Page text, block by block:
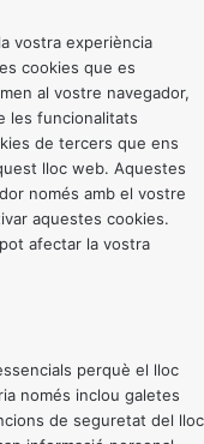
vostra experiència
cookies que es
al vostre navegador,
les funcionalitats
de tercers que ens
lloc web. Aquestes
només amb el vostre
aquestes cookies.
afectar la vostra
perquè el lloc
només inclou galetes
de seguretat del lloc